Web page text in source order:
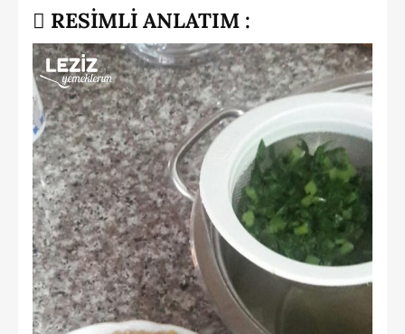
RESİMLİ ANLATIM :